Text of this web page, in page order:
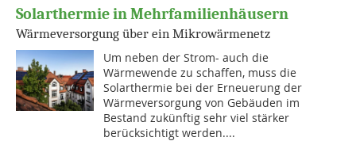
Solarthermie in Mehrfamilienhäusern
Wärmeversorgung über ein Mikrowärmenetz
Um neben der Strom- auch die
Wärmewende zu schaffen, muss die
Solarthermie bei der Erneuerung der
Wärmeversorgung von Gebäuden im
Bestand zukünftig sehr viel stärker
berücksichtigt werden....